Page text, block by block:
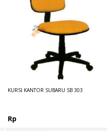
KURSI KANTOR SUBARU SB 303
Rp